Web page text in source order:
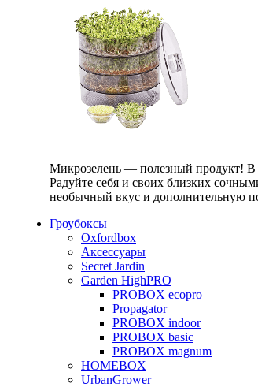
Микрозелень — полезный продукт! В
Радуйте себя и своих близких
необычный вкус и дополнительную
Гроубоксы
Oxfordbox
Аксессуары
Secret Jardin
Garden HighPRO
PROBOX ecopro
Propagator
PROBOX indoor
PROBOX basic
PROBOX magnum
HOMEBOX
UrbanGrower